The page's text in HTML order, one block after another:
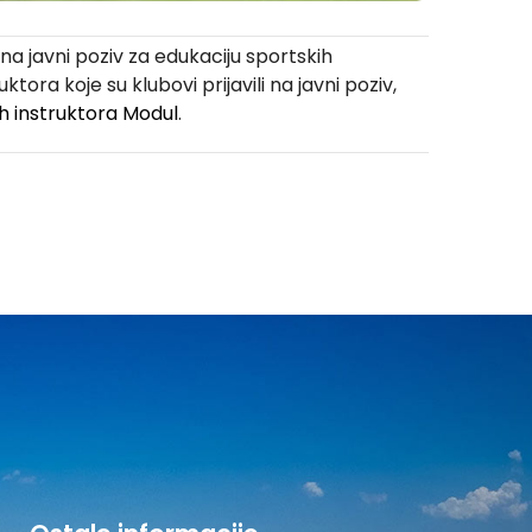
javni poziv za edukaciju sportskih
koje su klubovi prijavili na javni poziv,
instruktora Modul.